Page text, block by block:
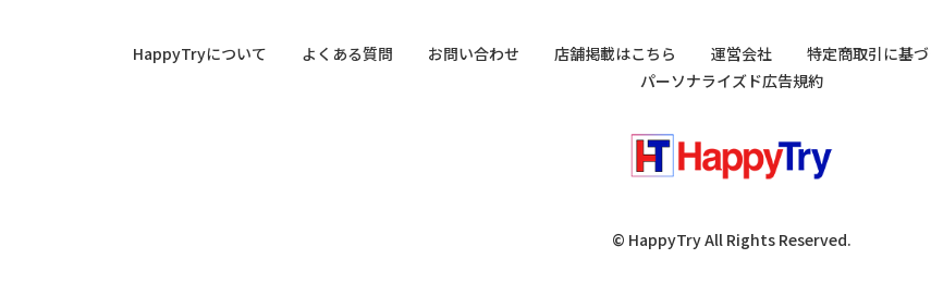
HappyTryについて よくある質問 お問い合わせ 店舗掲載はこちら 運営会社 特定商取引に基
パーソナライズド広告規約
© HappyTry All Rights Reserved.